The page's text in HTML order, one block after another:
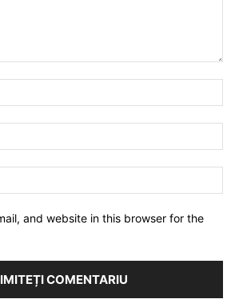
and website in this browser for the